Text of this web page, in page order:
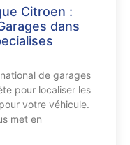
Citroen :
dans
de garages
pour localiser les
votre véhicule.
met en